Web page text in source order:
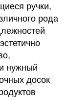
ручки,
рода
нужный
досок